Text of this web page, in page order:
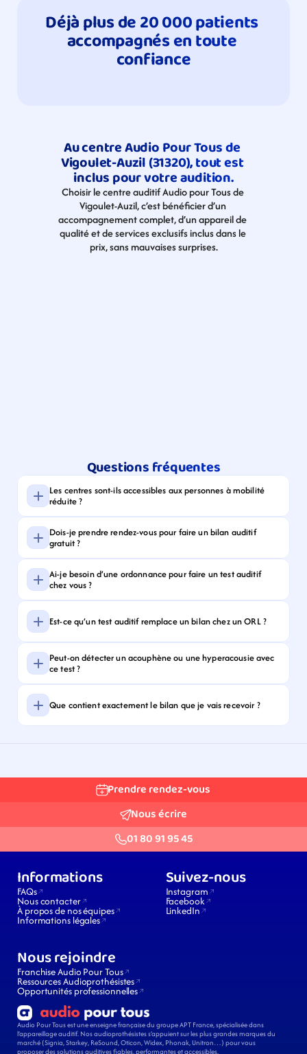
Déjà plus de 20 000 patients
accompagnés en toute
confiance
Au centre Audio Pour Tous de
Vigoulet-Auzil (31320), tout est
inclus pour votre audition.
Choisir le centre auditif Audio pour Tous de
Vigoulet-Auzil, c’est bénéficier d’un
accompagnement complet, d’un appareil de
qualité et de services exclusifs inclus dans le
prix, sans mauvaises surprises.
Questions fréquentes
Les centres sont-ils accessibles aux personnes à mobilité
réduite ?
Dois-je prendre rendez-vous pour faire un bilan auditif
gratuit ?
Ai-je besoin d’une ordonnance pour faire un test auditif
chez vous ?
Est-ce qu’un test auditif remplace un bilan chez un ORL ?
Peut-on détecter un acouphène ou une hyperacousie avec
ce test ?
Que contient exactement le bilan que je vais recevoir ?
Prendre rendez-vous
Nous écrire
01 80 91 95 45
Audio Pour Tous est une enseigne française du groupe APT France, spécialisée dans
l’appareillage auditif. Nos audioprothésistes s’appuient sur les plus grandes marques du
marché (Signia, Starkey, ReSound, Oticon, Widex, Phonak, Unitron…) pour vous
proposer des solutions auditives fiables, performantes et accessibles.
Informations
FAQs
Nous contacter
À propos de nos équipes
Informations légales
Suivez-nous
Instagram
Facebook
LinkedIn
Nous rejoindre
Franchise Audio Pour Tous
Ressources Audioprothésistes
Opportunités professionnelles